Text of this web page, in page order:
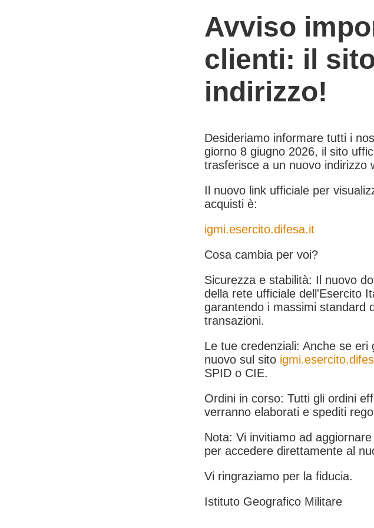
Avviso
clienti: il
indirizzo!
Desideriamo informare tutti i
giorno 8 giugno 2026, il sito
trasferisce a un nuovo indirizzo
Il nuovo link ufficiale per
acquisti è:
igmi.esercito.difesa.it
Cosa cambia per voi?
Sicurezza e stabilità: Il nuovo
della rete ufficiale dell'Esercito
garantendo i massimi standard
transazioni.
Le tue credenziali: Anche se
nuovo sul sito
SPID o CIE.
Ordini in corso: Tutti gli ordini
verranno elaborati e spediti
Nota: Vi invitiamo ad
per accedere direttamente al
Vi ringraziamo per la fiducia.
Istituto Geografico Militare